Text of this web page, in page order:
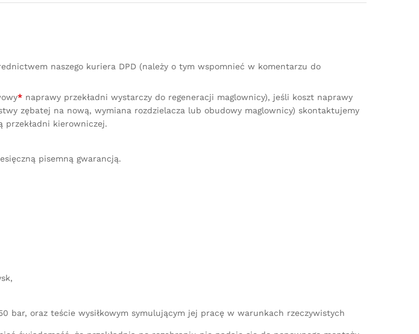
naszego kuriera DPD (należy o tym wspomnieć w komentarzu do
* naprawy przekładni wystarczy do regeneracji maglownicy), jeśli koszt naprawy
zębatej na nową, wymiana rozdzielacza lub obudowy maglownicy) skontaktujemy
przekładni kierowniczej.
pisemną gwarancją.
bar, oraz teście wysiłkowym symulującym jej pracę w warunkach rzeczywistych